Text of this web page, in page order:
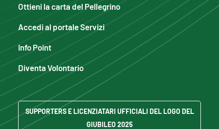
Ottieni la carta del Pellegrino
Accedi al portale Servizi
Info Point
Diventa Volontario
SUPPORTERS E LICENZIATARI UFFICIALI DEL LOGO DEL
GIUBILEO 2025